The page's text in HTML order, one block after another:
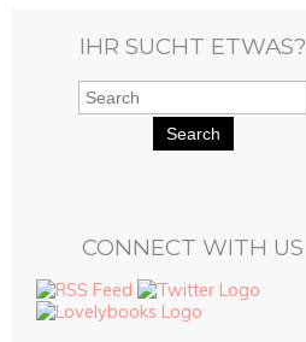
IHR SUCHT ETWAS?
Search
CONNECT WITH US